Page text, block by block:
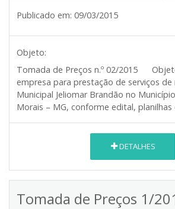
Publicado em: 09/03/2015
Objeto:
Tomada de Preços n.º 02/2015
empresa para prestação de serviços de
Municipal Jeliomar Brandão no
Morais – MG, conforme edital, planilhas
DETALHES
Tomada de Preços 1/